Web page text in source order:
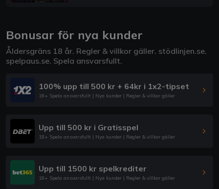
Bonusar för nya kunder
Åldersgräns 18 år. Regler & villkor gäller. stödlinjen.se.
spelpaus.se. Spela ansvarsfullt.
100% upp till 500 kr + 64kr i 1x2-tipset
18+ Spela ansvarsfullt | Nya kunder | Regler & villkor gäller
Upp till 500 kr i Gratisspel
18+ Spela ansvarsfullt | Nya kunder | Regler & villkor gäller
Upp till 1500 kr spelkrediter
18+ Spela ansvarsfullt | Nya kunder | Regler & villkor gäller